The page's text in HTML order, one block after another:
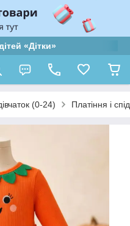
«Дітки»
(0-24) Платіння і